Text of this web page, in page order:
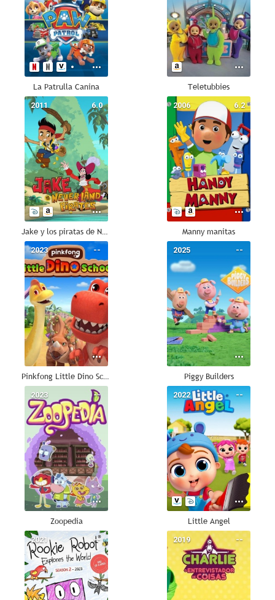
La Patrulla Canina Teletubbies
6.0
2011
Jake y los piratas de Nunca Jamás
6.2
2006
Manny manitas
--
2023
Pinkfong Little Dino School
--
2025
Piggy Builders
--
2023
Zoopedia
--
2022
Little Angel
--
2021 --
2019